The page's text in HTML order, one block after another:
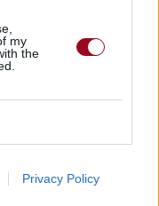
my
the
Privacy Policy